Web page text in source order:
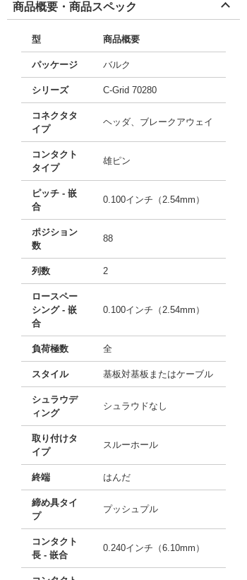
商品概要・商品スペック
型 商品概要
パッケージ バルク
シリーズ C-Grid 70280
コネクタタ
イプ
ヘッダ、ブレークアウェイ
コンタクト
タイプ
雄ピン
ピッチ - 嵌
合
0.100インチ（2.54mm）
ポジション
数
88
列数 2
ロースペー
シング - 嵌
合
0.100インチ（2.54mm）
負荷極数 全
スタイル 基板対基板またはケーブル
シュラウデ
ィング
シュラウドなし
取り付けタ
イプ
スルーホール
終端 はんだ
締め具タイ
プ
プッシュプル
コンタクト
長 - 嵌合
0.240インチ（6.10mm）